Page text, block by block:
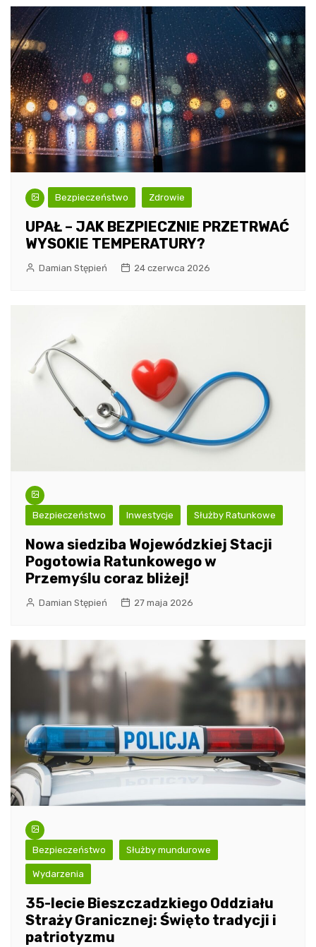
Bezpieczeństwo Zdrowie
UPAŁ – JAK BEZPIECZNIE PRZETRWAĆ
WYSOKIE TEMPERATURY?
Damian Stępień 24 czerwca 2026
Bezpieczeństwo Inwestycje Służby Ratunkowe
Nowa siedziba Wojewódzkiej Stacji
Pogotowia Ratunkowego w
Przemyślu coraz bliżej!
Damian Stępień 27 maja 2026
Bezpieczeństwo Służby mundurowe
Wydarzenia
35-lecie Bieszczadzkiego Oddziału
Straży Granicznej: Święto tradycji i
patriotyzmu